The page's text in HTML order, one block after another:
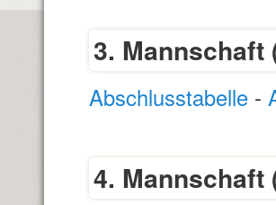
3. Mannschaft
Abschlusstabelle -
4. Mannschaft